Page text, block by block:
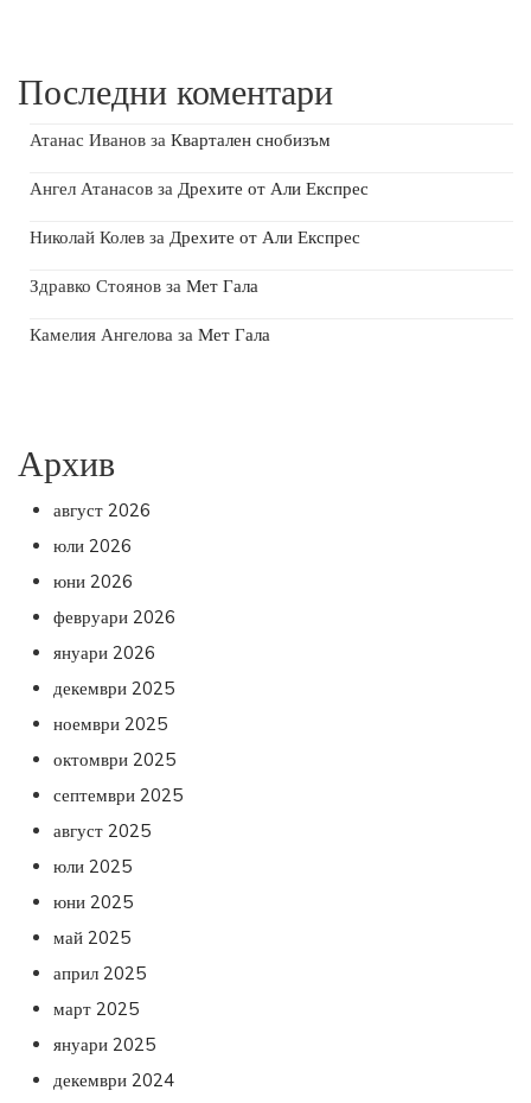
Последни коментари
Атанас Иванов за Квартален снобизъм
Ангел Атанасов за Дрехите от Али Експрес
Николай Колев за Дрехите от Али Експрес
Здравко Стоянов за Мет Гала
Камелия Ангелова за Мет Гала
Архив
август 2026
юли 2026
юни 2026
февруари 2026
януари 2026
декември 2025
ноември 2025
октомври 2025
септември 2025
август 2025
юли 2025
юни 2025
май 2025
април 2025
март 2025
януари 2025
декември 2024